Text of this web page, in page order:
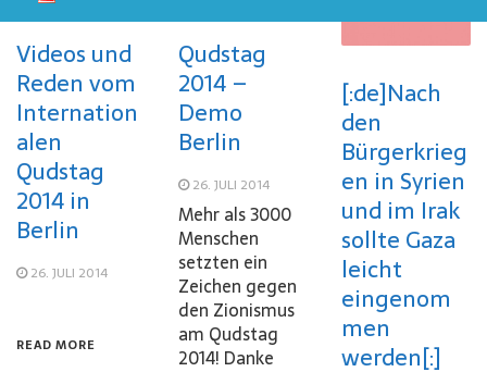
Videos und
Reden vom
Internation
alen
Qudstag
2014 in
Berlin
26. JULI 2014
READ MORE
Qudstag
2014 –
Demo
Berlin
26. JULI 2014
Mehr als 3000
Menschen
setzten ein
Zeichen gegen
den Zionismus
am Qudstag
2014! Danke
[:de]Nach
den
Bürgerkrieg
en in Syrien
und im Irak
sollte Gaza
leicht
eingenom
men
werden[:]